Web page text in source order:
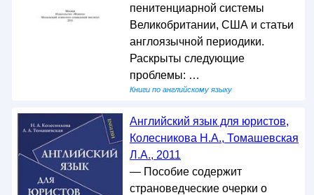
пенитенциарной системы
Великобритании, США и статьи
англоязычной периодики.
Раскрыты следующие
проблемы: …
Книги по английскому языку
Английский язык для юристов,
Колесникова Н.А., Томашевская
Л.А., 2011
— Пособие содержит
страноведческие очерки о